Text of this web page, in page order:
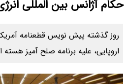
حکام آژانس بین المللی
روز گذشته پیش نویس قطعنامه
اروپایی، علیه برنامه صلح آمیز